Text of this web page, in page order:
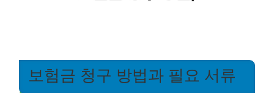
보험금 청구 방법과 필요 서류